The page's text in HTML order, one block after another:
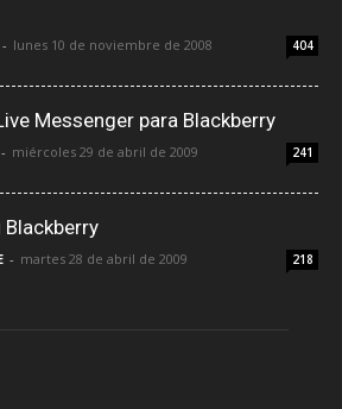
- lunes 10 de noviembre de 2008 404
Messenger para Blackberry
- miércoles 29 de abril de 2009 241
Blackberry
- martes 28 de abril de 2009 218